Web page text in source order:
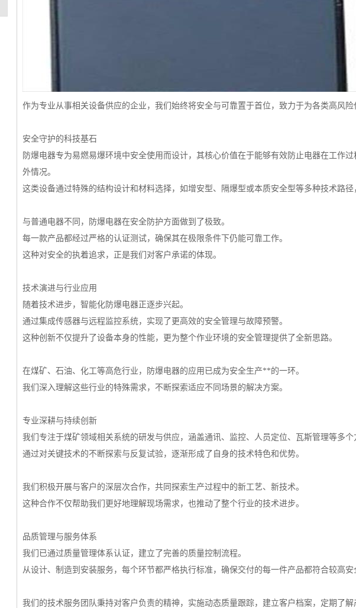
作为专业从事相关设备供应的企业，我们始终将安全与可靠置于首位，致力于为各类高风
安全守护的科技基石
防爆电器专为易燃易爆环境中安全使用而设计，其核心价值在于能够有效防止电器在工作
外情况。
这类设备通过特殊的结构设计和材料选择，如增安型、隔爆型或本质安全型等多种技术路
与普通电器不同，防爆电器在安全防护方面做到了极致。
每一款产品都经过严格的认证测试，确保其在极限条件下仍能可靠工作。
这种对安全的执着追求，正是我们对客户承诺的体现。
技术演进与行业应用
随着技术进步，智能化防爆电器正逐步兴起。
通过集成传感器与远程监控系统，实现了更高效的安全管理与故障预警。
这种创新不仅提升了设备本身的性能，更为整个作业环境的安全管理提供了全新思路。
在煤矿、石油、化工等高危行业，防爆电器的应用已成为安全生产**的一环。
我们深入理解这些行业的特殊需求，不断探索适应不同场景的解决方案。
专业深耕与持续创新
我们专注于煤矿领域相关系统的研发与供应，涵盖通讯、监控、人员定位、瓦斯管理等多个
通过对关键技术的不断探索与反复试验，逐渐形成了自身的技术特色和优势。
我们积极开展与客户的深层次合作，共同探索生产过程中的新工艺、新技术。
这种合作不仅帮助我们更好地理解现场需求，也推动了整个行业的技术进步。
品质管理与服务体系
我们已通过质量管理体系认证，建立了完善的质量控制流程。
从设计、制造到安装服务，每个环节都严格执行标准，确保交付的每一件产品都符合较高安
我们的技术服务团队秉持对客户负责的精神，实施动态质量跟踪，建立客户档案，定期了